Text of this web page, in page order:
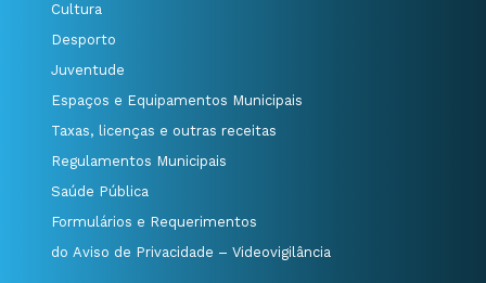
Cultura
Desporto
Juventude
Espaços e Equipamentos Municipais
Taxas, licenças e outras receitas
Regulamentos Municipais
Saúde Pública
Formulários e Requerimentos
do Aviso de Privacidade – Videovigilância